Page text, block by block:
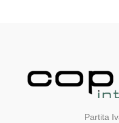
Partita